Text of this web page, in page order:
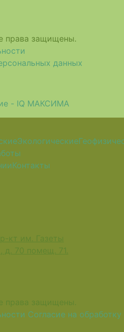
права защищены.
данных
- IQ МАКСИМА
Экологические
Контакты
кт им. Газеты
д. 70 помещ. 71.
права защищены.
Согласие на обработку